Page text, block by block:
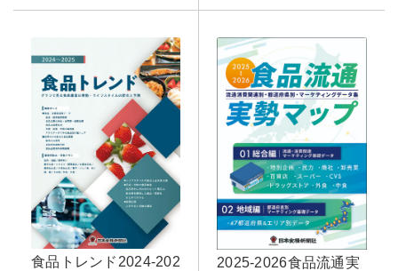
食品トレンド2024-202
2025-2026食品流通実